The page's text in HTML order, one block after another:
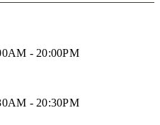
- 20:00PM
- 20:30PM